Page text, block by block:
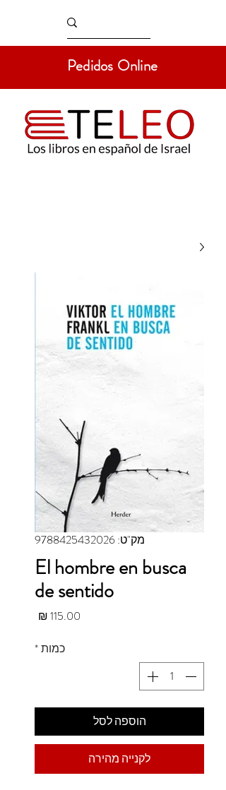
Pedidos Online
מק"ט: 9788425432026
El hombre en busca
de sentido
כמות*
הוספה לסל
לקנייה מהירה